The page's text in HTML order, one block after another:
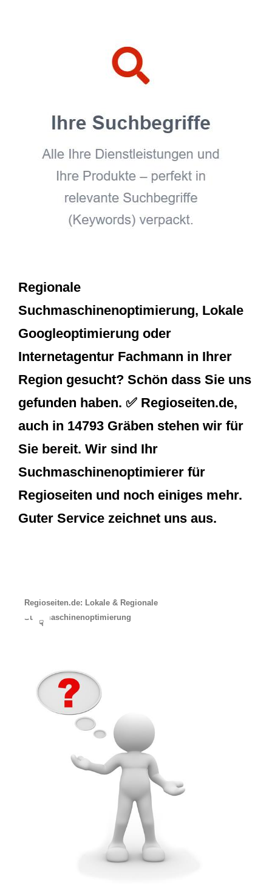
Regionale
Suchmaschinenoptimierung, Lokale
Googleoptimierung oder
Internetagentur Fachmann in Ihrer
Region gesucht? Schön dass Sie uns
gefunden haben. ✅ Regioseiten.de,
auch in 14793 Gräben stehen wir für
Sie bereit. Wir sind Ihr
Suchmaschinenoptimierer für
Regioseiten und noch einiges mehr.
Guter Service zeichnet uns aus.
Regioseiten.de: Lokale & Regionale
Suchmaschinenoptimierung
☟